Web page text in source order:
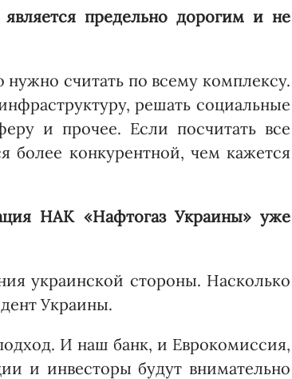
предельно дорогим и не
нужно считать по всему комплексу.
решать социальные
и прочее. Если посчитать все
более конкурентной, чем кажется
НАК «Нафто­газ Украины» уже
украинской стороны. Насколько
Украины.
И наш банк, и Еврокомиссия,
и инвесторы будут внимательно